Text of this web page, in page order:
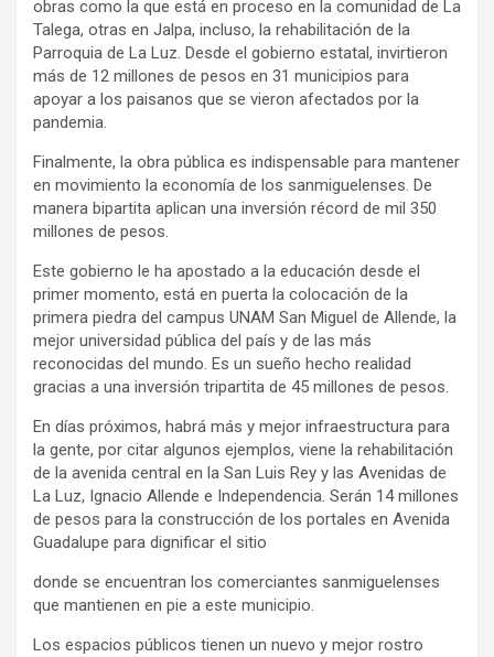
obras como la que está en proceso en la comunidad de La
Talega, otras en Jalpa, incluso, la rehabilitación de la
Parroquia de La Luz. Desde el gobierno estatal, invirtieron
más de 12 millones de pesos en 31 municipios para
apoyar a los paisanos que se vieron afectados por la
pandemia.
Finalmente, la obra pública es indispensable para mantener
en movimiento la economía de los sanmiguelenses. De
manera bipartita aplican una inversión récord de mil 350
millones de pesos.
Este gobierno le ha apostado a la educación desde el
primer momento, está en puerta la colocación de la
primera piedra del campus UNAM San Miguel de Allende, la
mejor universidad pública del país y de las más
reconocidas del mundo. Es un sueño hecho realidad
gracias a una inversión tripartita de 45 millones de pesos.
En días próximos, habrá más y mejor infraestructura para
la gente, por citar algunos ejemplos, viene la rehabilitación
de la avenida central en la San Luis Rey y las Avenidas de
La Luz, Ignacio Allende e Independencia. Serán 14 millones
de pesos para la construcción de los portales en Avenida
Guadalupe para dignificar el sitio
donde se encuentran los comerciantes sanmiguelenses
que mantienen en pie a este municipio.
Los espacios públicos tienen un nuevo y mejor rostro